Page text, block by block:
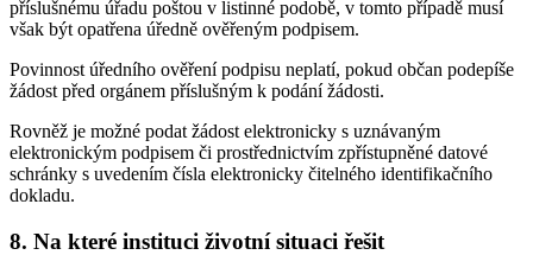
příslušnému úřadu poštou v listinné podobě, v tomto případě musí
však být opatřena úředně ověřeným podpisem.
Povinnost úředního ověření podpisu neplatí, pokud občan podepíše
žádost před orgánem příslušným k podání žádosti.
Rovněž je možné podat žádost elektronicky s uznávaným
elektronickým podpisem či prostřednictvím zpřístupněné datové
schránky s uvedením čísla elektronicky čitelného identifikačního
dokladu.
8. Na které instituci životní situaci řešit